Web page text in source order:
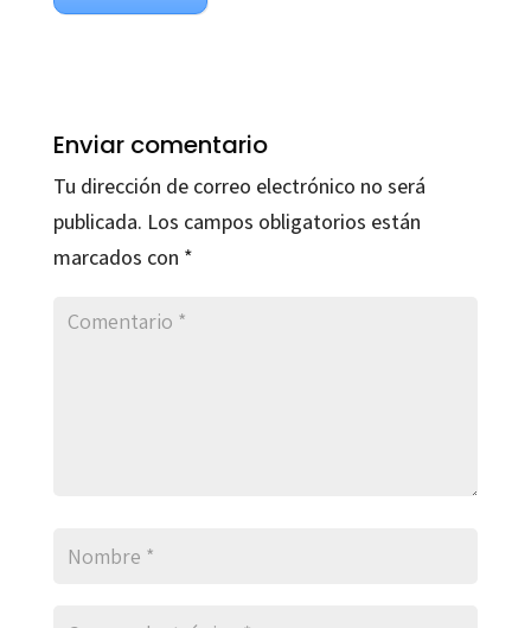
Enviar comentario
Tu dirección de correo electrónico no será
publicada. Los campos obligatorios están
marcados con *